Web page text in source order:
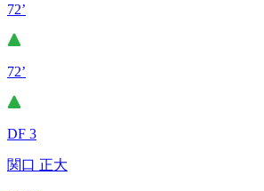
72’
72’
DF 3
関口 正大